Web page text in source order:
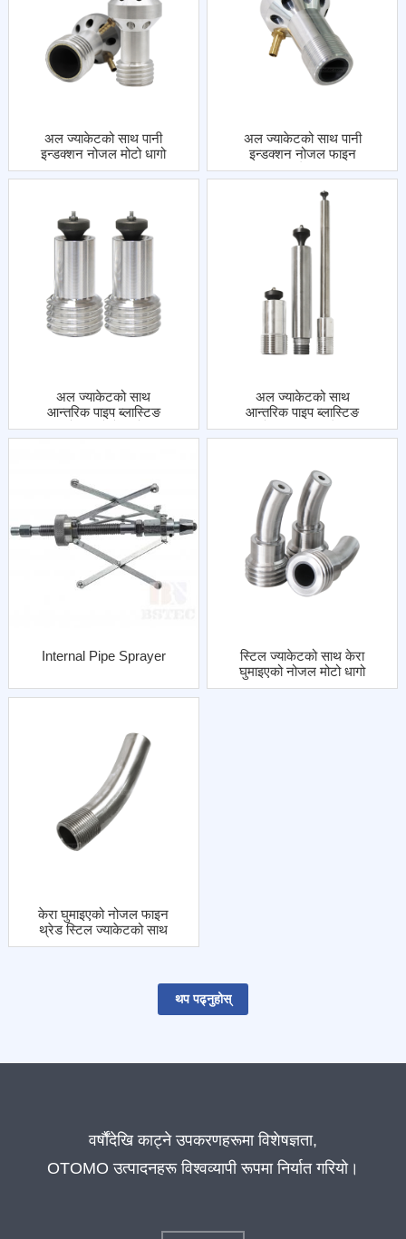
अल ज्याकेटको साथ पानी
इन्डक्शन नोजल मोटो धागो
अल ज्याकेटको साथ पानी
इन्डक्शन नोजल फाइन
थ्रेड
अल ज्याकेटको साथ
आन्तरिक पाइप ब्लास्टिङ
नोजल मोटो धागो
अल ज्याकेटको साथ
आन्तरिक पाइप ब्लास्टिङ
नोजल फाइन थ्रेड
Internal Pipe Sprayer
स्टिल ज्याकेटको साथ केरा
घुमाइएको नोजल मोटो धागो
केरा घुमाइएको नोजल फाइन
थ्रेड स्टिल ज्याकेटको साथ
थप पढ्नुहोस्
वर्षौंदेखि काट्ने उपकरणहरूमा विशेषज्ञता,
OTOMO उत्पादनहरू विश्वव्यापी रूपमा निर्यात गरियो।